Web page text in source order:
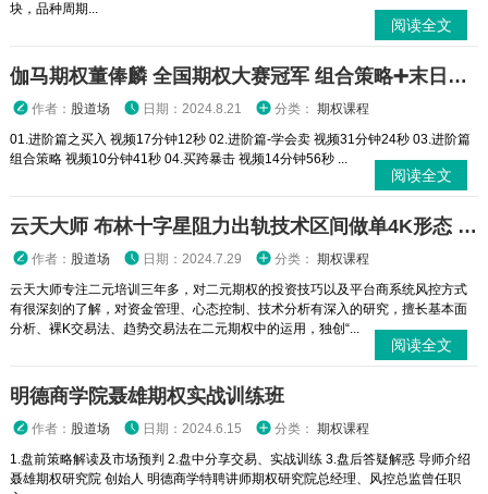
块，品种周期...
阅读全文
伽马期权董俸麟 全国期权大赛冠军 组合策略➕末日轮视频课程
作者： 股道场 日期：2024.8.21 分类： 期权课程
01.进阶篇之买入 视频17分钟12秒 02.进阶篇-学会卖 视频31分钟24秒 03.进阶篇
组合策略 视频10分钟41秒 04.买跨暴击 视频14分钟56秒 ...
阅读全文
云天大师 布林十字星阻力出轨技术区间做单4K形态 二元期权外汇实战培训视频课程
作者： 股道场 日期：2024.7.29 分类： 期权课程
云天大师专注二元培训三年多，对二元期权的投资技巧以及平台商系统风控方式
有很深刻的了解，对资金管理、心态控制、技术分析有深入的研究，擅长基本面
分析、裸K交易法、趋势交易法在二元期权中的运用，独创“...
阅读全文
明德商学院聂雄期权实战训练班
作者： 股道场 日期：2024.6.15 分类： 期权课程
1.盘前策略解读及市场预判 2.盘中分享交易、实战训练 3.盘后答疑解惑 导师介绍
聂雄期权研究院 创始人 明德商学特聘讲师期权研究院总经理、风控总监曾任职